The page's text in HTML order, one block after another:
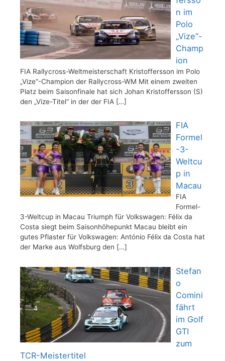
n im
Polo
„Vize“-
Champ
ion
FIA Rallycross-Weltmeisterschaft Kristoffersson im Polo
„Vize“-Champion der Rallycross-WM Mit einem zweiten
Platz beim Saisonfinale hat sich Johan Kristoffersson (S)
den „Vize-Titel“ in der der FIA […]
FIA
Formel
-3-
Weltcu
p in
Macau
FIA
Formel-
3-Weltcup in Macau Triumph für Volkswagen: Félix da
Costa siegt beim Saisonhöhepunkt Macau bleibt ein
gutes Pflaster für Volkswagen: António Félix da Costa hat
der Marke aus Wolfsburg den […]
Stefan
o
Comini
fährt
im Golf
GTI
zum
TCR-Meistertitel